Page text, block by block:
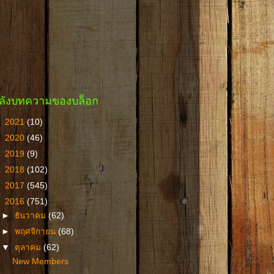
งบทความของบล็อก
2021 (10)
2020 (46)
2019 (9)
2018 (102)
2017 (545)
2016 (751)
► ธันวาคม(62)
►พฤศจิกายน(68)
▼ ตุลาคม(62)
New Members